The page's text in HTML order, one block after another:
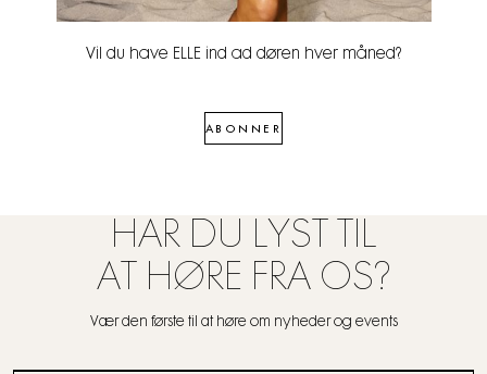
Vil du have ELLE ind ad døren hver måned?
ABONNER
HAR DU LYST TIL
AT HØRE FRA OS?
Vær den første til at høre om nyheder og events